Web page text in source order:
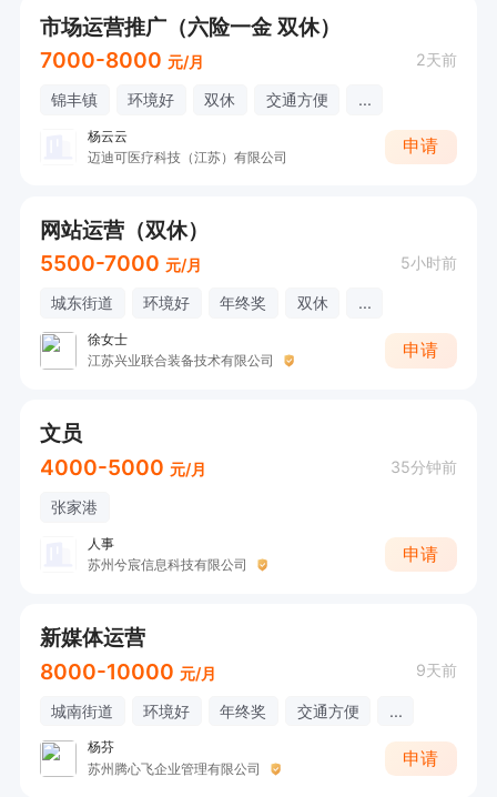
市场运营推广（六险一金 双休）
7000-8000 元/月 2天前
锦丰镇 环境好 双休 交通方便 ...
杨云云
迈迪可医疗科技（江苏）有限公司
申请
网站运营（双休）
5500-7000 元/月 5小时前
城东街道 环境好 年终奖 双休 ...
徐女士
江苏兴业联合装备技术有限公司
申请
文员
4000-5000 元/月 35分钟前
张家港
人事
苏州兮宸信息科技有限公司
申请
新媒体运营
8000-10000 元/月 9天前
城南街道 环境好 年终奖 交通方便 ...
杨芬
苏州腾心飞企业管理有限公司
申请